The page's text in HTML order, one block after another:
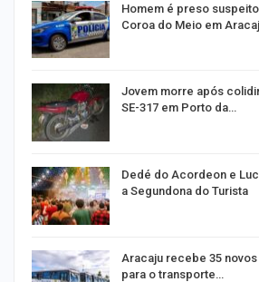
Homem é preso
Coroa do Meio em
Jovem morre após
SE-317 em Porto da…
Dedé do Acordeon e
a Segundona do Turista
Aracaju recebe 35
para o transporte…